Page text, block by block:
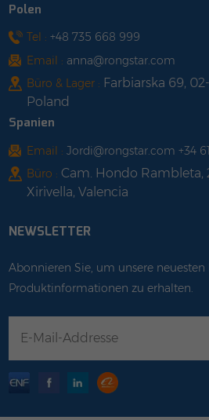
zertifiziert für extreme
(6000 Pascal)*
Polen
Tel : +48 735 668 999
Email : anna@rongstar.com
Büro & Lager : Farbiarska 69,
Poland
Spanien
Email : Jordi@rongstar.com +34
Büro : Cam. Hondo Rambleta,
Xirivella, Valencia
NEWSLETTER
Abonnieren Sie, um unsere
Produktinformationen zu erhalten.